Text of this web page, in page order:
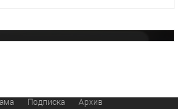
Подписка
Архив